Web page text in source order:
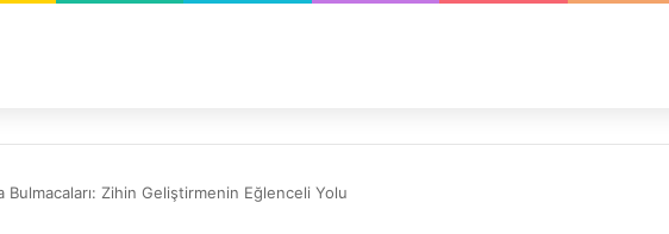
Bulmacaları: Zihin Geliştirmenin Eğlenceli Yolu